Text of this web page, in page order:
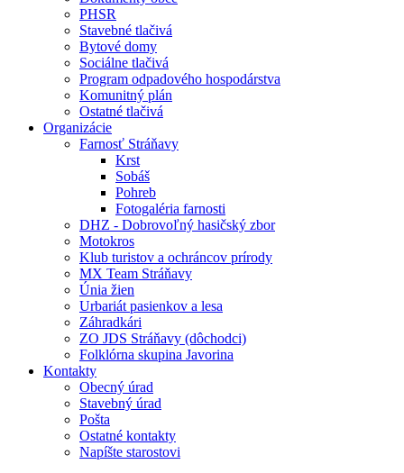
PHSR
Stavebné tlačivá
Bytové domy
Sociálne tlačivá
Program odpadového hospodárstva
Komunitný plán
Ostatné tlačivá
Organizácie
Farnosť Stráňavy
Krst
Sobáš
Pohreb
Fotogaléria farnosti
DHZ - Dobrovoľný hasičský zbor
Motokros
Klub turistov a ochráncov prírody
MX Team Stráňavy
Únia žien
Urbariát pasienkov a lesa
Záhradkári
ZO JDS Stráňavy (dôchodci)
Folklórna skupina Javorina
Kontakty
Obecný úrad
Stavebný úrad
Pošta
Ostatné kontakty
Napíšte starostovi